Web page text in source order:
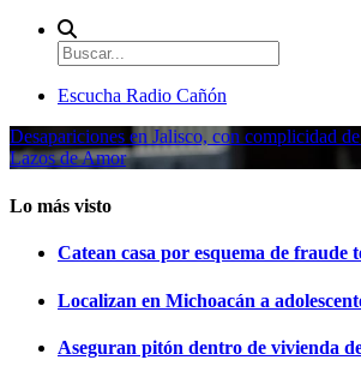
Escucha Radio Cañón
Desapariciones en Jalisco, con complicidad
Lazos de Amor
Lo más visto
Catean casa por esquema de fraude
Localizan en Michoacán a
Aseguran pitón dentro de vivienda